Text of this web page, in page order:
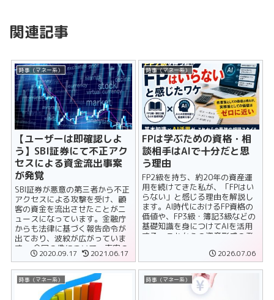
関連記事
時事（マネー系）
【ユーザーは即確認しよ
う】SBI証券にて不正アク
セスによる資金流出事案
が発覚
SBI証券が悪意の第三者から不正
アクセスによる攻撃を受け、顧
客の資金を流出させたことがニ
ュースになっています。金融庁
からも法律に基づく報告命令が
出ており、波紋が広がっていま
す。 今回の件について、事案の
概要とユーザーと......
2020.09.17 2021.06.17
時事（マネー系）
FPは学ぶための資格・相
談相手はAIで十分だと思
う理由
FP2級を持ち、約20年の資産運
用を続けてきた私が、「FPはい
らない」と感じる理由を解説し
ます。AI時代におけるFP資格の
価値や、FP3級・簿記3級などの
基礎知識を身につけてAIを活用
する、これからの資産形成の考
2026.07.06
時事（マネー系） 時事（マネー系）